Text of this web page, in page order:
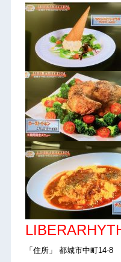
「住所」 都城市中町14-8